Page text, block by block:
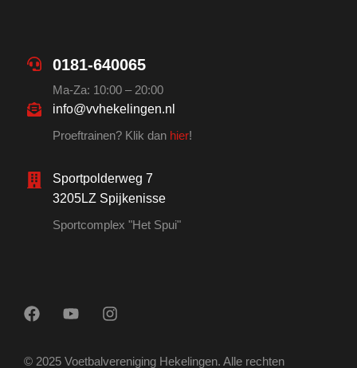
0181-640065
Ma-Za: 10:00 – 20:00
info@vvhekelingen.nl
Proeftrainen? Klik dan hier!
Sportpolderweg 7
3205LZ Spijkenisse
Sportcomplex "Het Spui"
© 2025 Voetbalvereniging Hekelingen. Alle rechten